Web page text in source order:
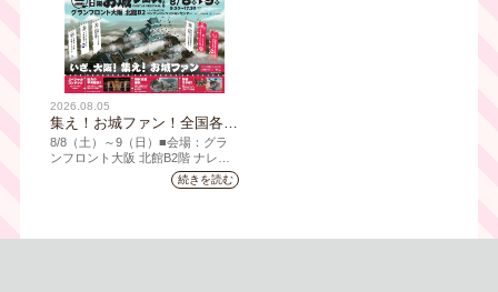
2026.08.05
集え！お城ファン！全国各地
のお城PRブースが群雄割
拠！『大阪・お城フェス
2026』、いよいよ8/8（土）
8/8（⼟）～9（日）■会場：グラ
ンフロント⼤阪 北館B2階 ナレッ
ジキャピタル コングレコンベンシ
ョンセンター ⼤⼈ 前売1,400円
続きを読む